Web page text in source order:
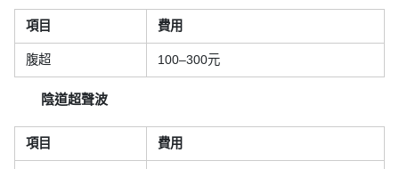
項目 費用
腹超 100–300元
陰道超聲波
項目 費用